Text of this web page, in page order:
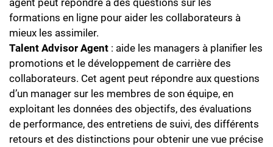
agent peut répondre à des questions sur les
formations en ligne pour aider les collaborateurs à
mieux les assimiler.
Talent Advisor Agent : aide les managers à planifier les
promotions et le développement de carrière des
collaborateurs. Cet agent peut répondre aux questions
d’un manager sur les membres de son équipe, en
exploitant les données des objectifs, des évaluations
de performance, des entretiens de suivi, des différents
retours et des distinctions pour obtenir une vue précise